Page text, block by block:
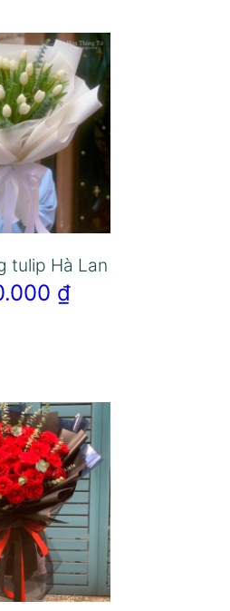
tulip Hà Lan
₫